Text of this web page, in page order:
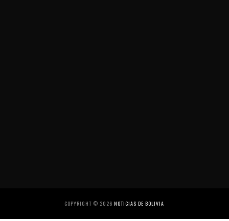
COPYRIGHT © 2026NOTICIAS DE BOLIVIA